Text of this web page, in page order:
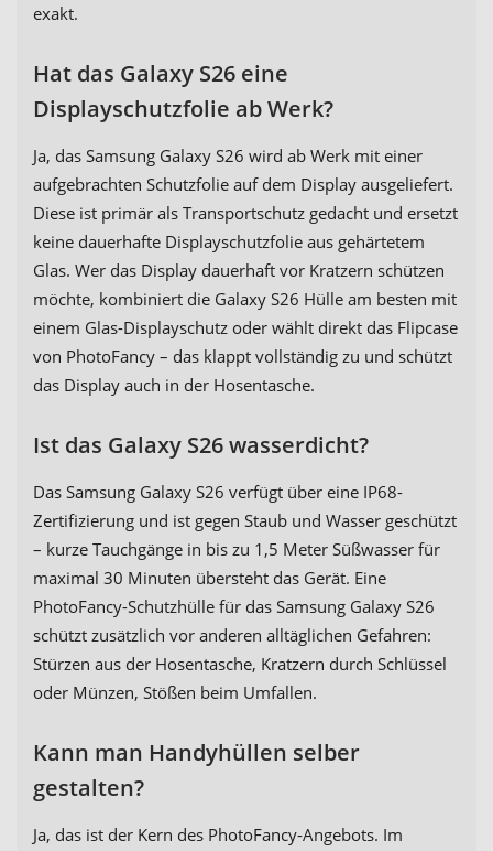
exakt.
Hat das Galaxy S26 eine
Displayschutzfolie ab Werk?
Ja, das Samsung Galaxy S26 wird ab Werk mit einer
aufgebrachten Schutzfolie auf dem Display ausgeliefert.
Diese ist primär als Transportschutz gedacht und ersetzt
keine dauerhafte Displayschutzfolie aus gehärtetem
Glas. Wer das Display dauerhaft vor Kratzern schützen
möchte, kombiniert die Galaxy S26 Hülle am besten mit
einem Glas-Displayschutz oder wählt direkt das Flipcase
von PhotoFancy – das klappt vollständig zu und schützt
das Display auch in der Hosentasche.
Ist das Galaxy S26 wasserdicht?
Das Samsung Galaxy S26 verfügt über eine IP68-
Zertifizierung und ist gegen Staub und Wasser geschützt
– kurze Tauchgänge in bis zu 1,5 Meter Süßwasser für
maximal 30 Minuten übersteht das Gerät. Eine
PhotoFancy-Schutzhülle für das Samsung Galaxy S26
schützt zusätzlich vor anderen alltäglichen Gefahren:
Stürzen aus der Hosentasche, Kratzern durch Schlüssel
oder Münzen, Stößen beim Umfallen.
Kann man Handyhüllen selber
gestalten?
Ja, das ist der Kern des PhotoFancy-Angebots. Im